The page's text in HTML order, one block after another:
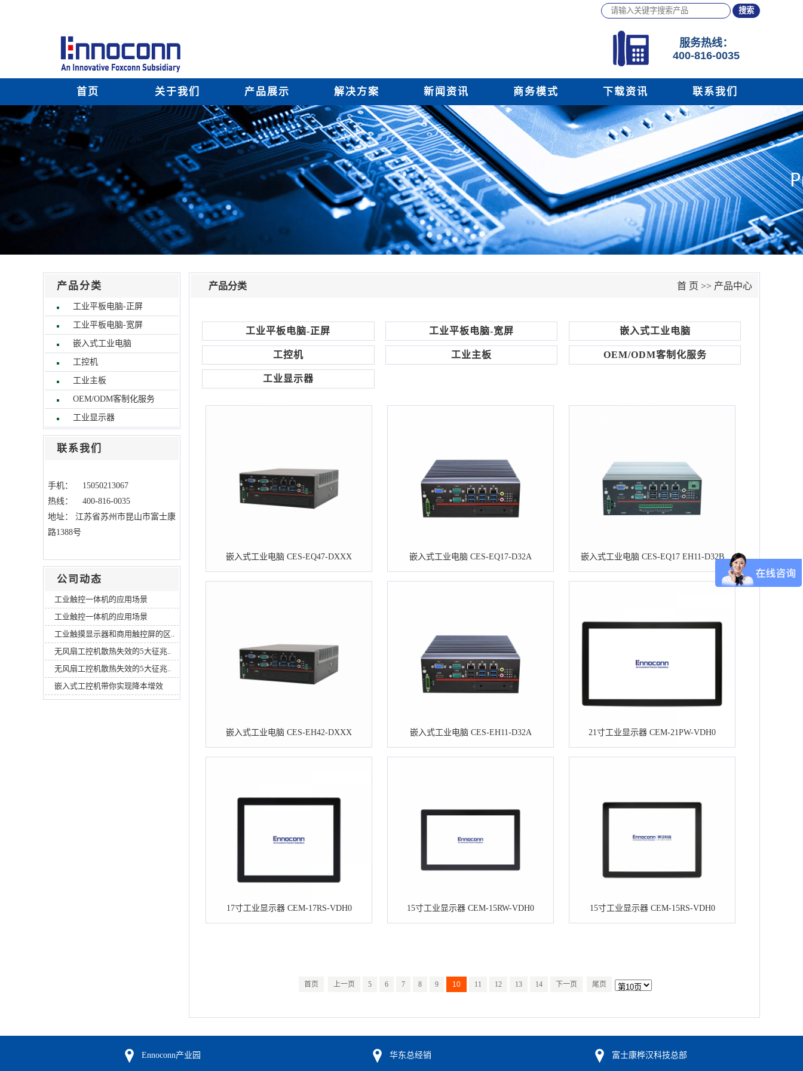
服务热线：
400-816-0035
首页 关于我们 产品展示 解决方案 新闻资讯 商务模式 下载资讯 联系我们
产品分类
工业平板电脑-正屏
工业平板电脑-宽屏
嵌入式工业电脑
工控机
工业主板
OEM/ODM客制化服务
工业显示器
联系我们
手机： 15050213067
热线： 400-816-0035
地址： 江苏省苏州市昆山市富士康
路1388号
公司动态
工业触控一体机的应用场景
工业触控一体机的应用场景
工业触摸显示器和商用触控屏的区..
无风扇工控机散热失效的5大征兆..
无风扇工控机散热失效的5大征兆..
嵌入式工控机带你实现降本增效
产品分类 首 页 >> 产品中心
工业平板电脑-正屏 工业平板电脑-宽屏 嵌入式工业电脑
工控机 工业主板 OEM/ODM客制化服务
工业显示器
嵌入式工业电脑 CES-EQ47-DXXX 嵌入式工业电脑 CES-EQ17-D32A 嵌入式工业电脑 CES-EQ17 EH11-D32B
嵌入式工业电脑 CES-EH42-DXXX 嵌入式工业电脑 CES-EH11-D32A 21寸工业显示器 CEM-21PW-VDH0
17寸工业显示器 CEM-17RS-VDH0 15寸工业显示器 CEM-15RW-VDH0 15寸工业显示器 CEM-15RS-VDH0
首页 上一页 5 6 7 8 9 10 11 12 13 14 下一页 尾页
Ennoconn产业园 华东总经销 富士康桦汉科技总部